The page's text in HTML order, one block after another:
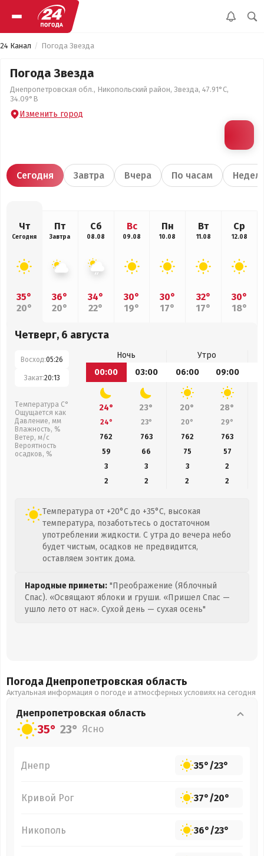
24 Канал Погода Звезда
Погода Звезда
Днепропетровская обл., Никопольский район, Звезда, 47.91°С,
34.09°В
Изменить город
Сегодня Завтра Вчера По часам
Чт
Сегодня
35°
20°
Пт
Завтра
36°
20°
Сб
08.08
34°
22°
Вс
09.08
30°
19°
Пн
10.08
30°
17°
Вт
11.08
32°
17°
Ср
12.08
30°
18°
Четверг, 6 августа
Восход:05:26
Закат:20:13
Температура С°
Ощущается как
Давление, мм
Влажность, %
Ветер, м/с
Вероятность
осадков, %
Ночь
Утро
00:00
03:00 06:00 09:00
24° 23° 20° 28°
24° 23° 20° 29°
762
763 762 763
59
66 75 57
3
3 3
2
2
2 2 2
Температура от +20°C до +35°C, высокая
температура, позаботьтесь о достаточном
употреблении жидкости. С утра до вечера небо
будет чистым, осадков не предвидится,
оставляем зонтик дома.
Народные приметы: "Преображение (Яблочный
Спас). «Освящают яблоки и груши. «Пришел Спас —
ушло лето от нас». Сухой день — сухая осень"
Погода Днепропетровская область
Актуальная информация о погоде и атмосферных условиях на сегодня
Днепропетровская область
35° 23° Ясно
Днепр 35°/23°
Кривой Рог 37°/20°
Никополь 36°/23°